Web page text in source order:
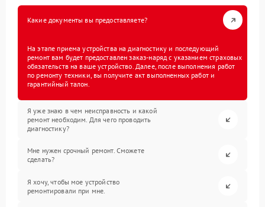
Какие документы вы предоставляете?
На этапе приема устройства на диагностику и последующий
ремонт вам будет предоставлен заказ-наряд с указанием страховых
обязательств на ваше устройство. Далее, после выполнения работ
по ремонту техники, вы получите акт выполненных работ и
гарантийный талон.
Я уже знаю в чем неисправность и какой
ремонт необходим. Для чего проводить
диагностику?
Мне нужен срочный ремонт. Сможете
сделать?
Я хочу, чтобы мое устройство
ремонтировали при мне.